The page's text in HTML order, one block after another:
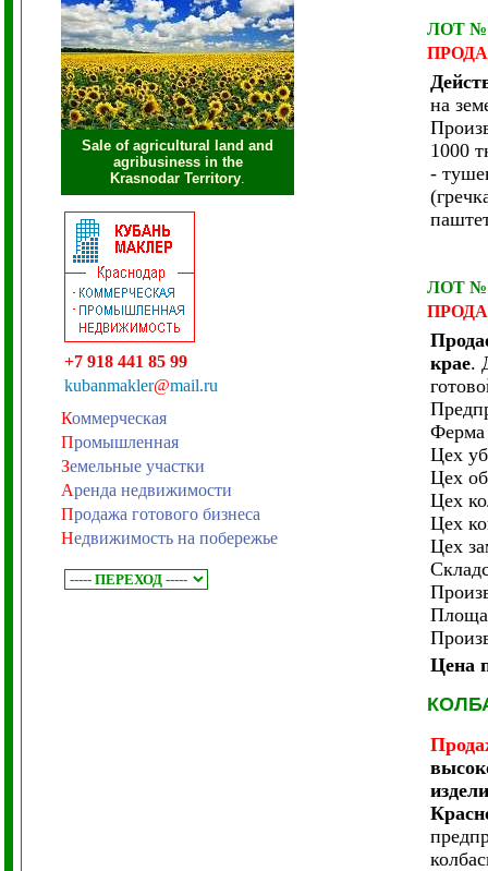
Sale of agricultural land and
agribusiness in the
Krasnodar Territory.
+7 918 441 85 99
kubanmakler@mail.ru
Коммерческая
Промышленная
Земельные участки
Аренда недвижимости
Продажа готового бизнеса
Недвижимость на побережье
ЛОТ №
на
1000
-
ЛОТ №
крае.
Ферма
Цех
Цех
Цех
Цех
Цех
Цена